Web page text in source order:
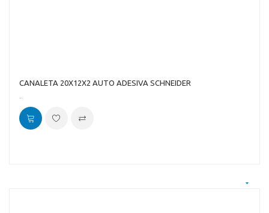
CANALETA 20X12X2 AUTO ADESIVA SCHNEIDER